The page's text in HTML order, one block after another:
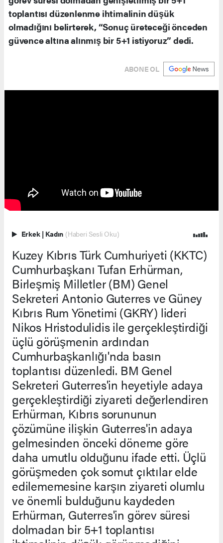
toplantısı düzenlenme ihtimalinin düşük
olmadığını belirterek, “Sonuç üreteceği önceden
güvence altına alınmış bir 5+1 istiyoruz” dedi.
ABONE OL
Erkek | Kadın (Haberi Sesli Oku)
Kuzey Kıbrıs Türk Cumhuriyeti (KKTC)
Cumhurbaşkanı Tufan Erhürman,
Birleşmiş Milletler (BM) Genel
Sekreteri Antonio Guterres ve Güney
Kıbrıs Rum Yönetimi (GKRY) lideri
Nikos Hristodulidis ile gerçekleştirdiği
üçlü görüşmenin ardından
Cumhurbaşkanlığı'nda basın
toplantısı düzenledi. BM Genel
Sekreteri Guterres'in heyetiyle adaya
gerçekleştirdiği ziyareti değerlendiren
Erhürman, Kıbrıs sorununun
çözümüne ilişkin Guterres'in adaya
gelmesinden önceki döneme göre
daha umutlu olduğunu ifade etti. Üçlü
görüşmeden çok somut çıktılar elde
edilememesine karşın ziyareti olumlu
ve önemli bulduğunu kaydeden
Erhürman, Guterres'in görev süresi
dolmadan bir 5+1 toplantısı